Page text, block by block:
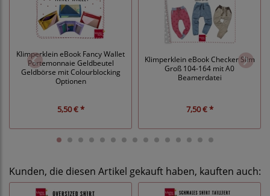
Klimperklein eBook Fancy Wallet
Portemonnaie Geldbeutel
Geldbörse mit Colourblocking
Optionen
5,50 € *
Klimperklein eBook Checker Slim
Groß 104-164 mit A0
Beamerdatei
7,50 € *
Kunden, die diesen Artikel gekauft haben, kauften auch: